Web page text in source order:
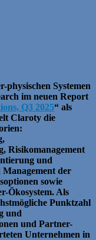
physischen Systemen
im neuen Report
Q3 2025“ als
Claroty die
Risikomanagement
und
der
sowie
Ökosystem. Als
Punktzahl
und
und Partner-
Unternehmen in